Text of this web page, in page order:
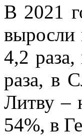
В 2021
выросли
4,2
раза, в
Литву –
54%, в